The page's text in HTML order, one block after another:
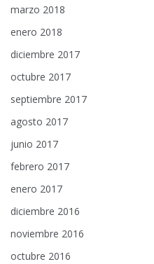
marzo 2018
enero 2018
diciembre 2017
octubre 2017
septiembre 2017
agosto 2017
junio 2017
febrero 2017
enero 2017
diciembre 2016
noviembre 2016
octubre 2016